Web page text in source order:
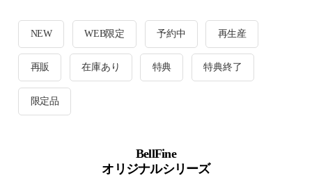
NEW WEB限定 予約中 再生産
再販 在庫あり 特典 特典終了
限定品
BellFine
オリジナルシリーズ